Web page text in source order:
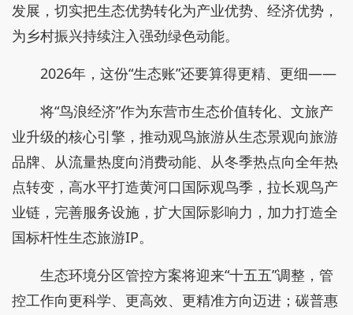
发展，切实把生态优势转化为产业优势、经济优势，
为乡村振兴持续注入强劲绿色动能。
2026年，这份“生态账”还要算得更精、更细——
将“鸟浪经济”作为东营市生态价值转化、文旅产
业升级的核心引擎，推动观鸟旅游从生态景观向旅游
品牌、从流量热度向消费动能、从冬季热点向全年热
点转变，高水平打造黄河口国际观鸟季，拉长观鸟产
业链，完善服务设施，扩大国际影响力，加力打造全
国标杆性生态旅游IP。
生态环境分区管控方案将迎来“十五五”调整，管
控工作向更科学、更高效、更精准方向迈进；碳普惠